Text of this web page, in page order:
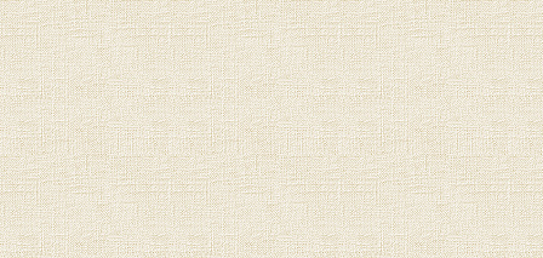
Wie viel
weniger
zwischen
mehr als